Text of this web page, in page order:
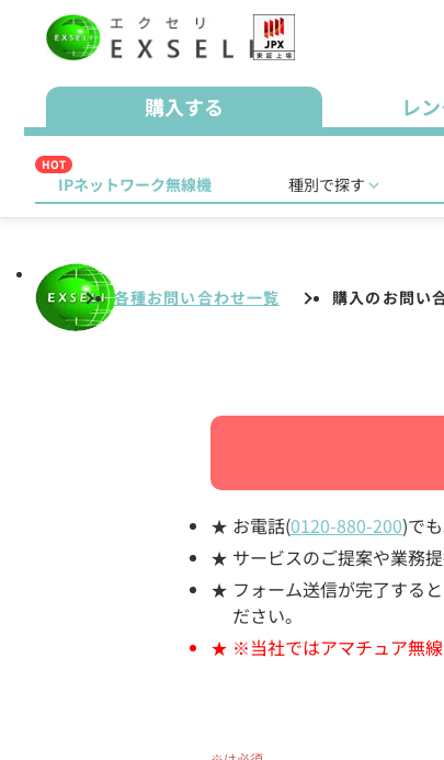
購入する レ
HOT
IPネットワーク無線機 種別で探す
各種お問い合わせ一覧 購入のお問い
お電話(0120-880-200)で
サービスのご提案や業務
フォーム送信が完了する
ださい。
※当社ではアマチュア無